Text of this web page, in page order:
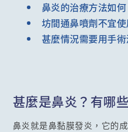
鼻炎的治療方法如何
坊間通鼻噴劑不宜使
甚麼情況需要用手術
甚麼是鼻炎？有哪
鼻炎就是鼻黏膜發炎，它的